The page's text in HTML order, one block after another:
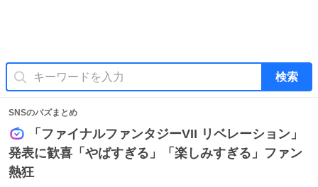
検索
SNSのバズまとめ
「ファイナルファンタジーVII リベレーション」
発表に歓喜「やばすぎる」「楽しみすぎる」ファン
熱狂